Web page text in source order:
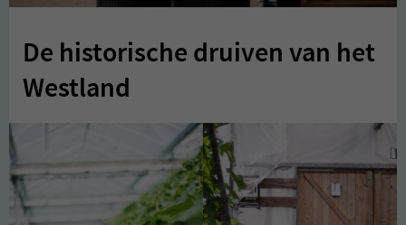
De historische druiven van het
Westland